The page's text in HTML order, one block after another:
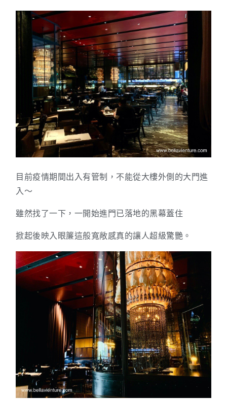
目前疫情期間出入有管制，不能從大樓外側的大門進
入～
雖然找了一下，一開始進門已落地的黑幕蓋住
掀起後映入眼簾這般寬敞感真的讓人超級驚艷。